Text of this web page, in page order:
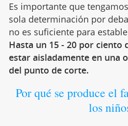
Es importante que
sola determinación por
no es suficiente para
Hasta un 15 - 20 por ciento
estar aisladamente en una
del punto de corte.
Por qué se produce el
los